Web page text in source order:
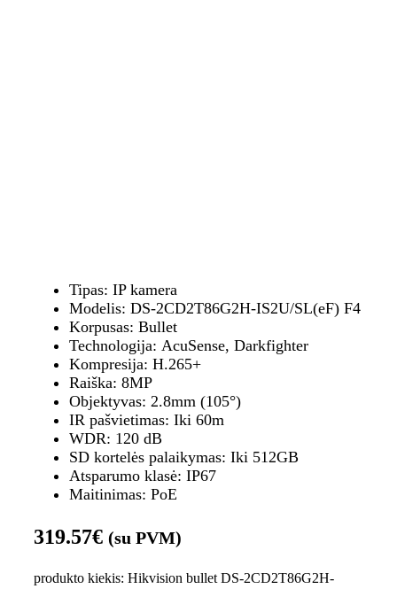
Tipas: IP kamera
Modelis: DS-2CD2T86G2H-IS2U/SL(eF) F4
Korpusas: Bullet
Technologija: AcuSense, Darkfighter
Kompresija: H.265+
Raiška: 8MP
Objektyvas: 2.8mm (105°)
IR pašvietimas: Iki 60m
WDR: 120 dB
SD kortelės palaikymas: Iki 512GB
Atsparumo klasė: IP67
Maitinimas: PoE
319.57€ (su PVM)
produkto kiekis: Hikvision bullet DS-2CD2T86G2H-